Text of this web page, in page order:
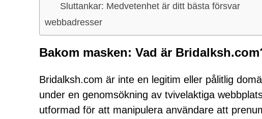
Sluttankar: Medvetenhet är ditt bästa försvar
webbadresser
Bakom masken: Vad är
Bridalksh.com är inte en legitim eller pålitlig
under en genomsökning av tvivelaktiga
utformad för att manipulera användare att